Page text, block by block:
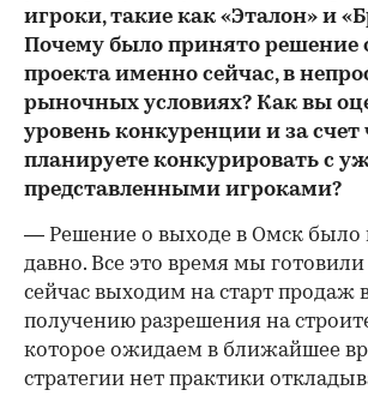
игроки, такие как «Эталон» и
Почему было принято решение
проекта именно сейчас, в
рыночных условиях? Как вы
уровень конкуренции и за счет
планируете конкурировать с
представленными игроками?
— Решение о выходе в Омск было
давно. Все это время мы
сейчас выходим на старт продаж
получению разрешения на
которое ожидаем в ближайшее
стратегии нет практики